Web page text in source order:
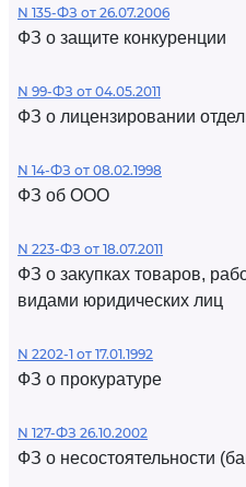
N 135-ФЗ от 26.07.2006
ФЗ о защите конкуренции
N 99-ФЗ от 04.05.2011
ФЗ о лицензировании
N 14-ФЗ от 08.02.1998
ФЗ об ООО
N 223-ФЗ от 18.07.2011
ФЗ о закупках товаров,
видами юридических лиц
N 2202-1 от 17.01.1992
ФЗ о прокуратуре
N 127-ФЗ 26.10.2002
ФЗ о несостоятельности